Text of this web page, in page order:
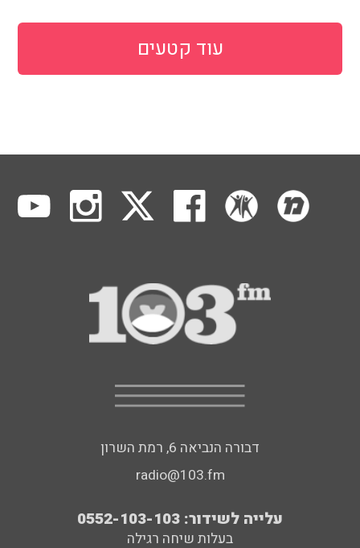
עוד קטעים
דבורה הנביאה 6, רמת השרון
radio@103.fm
עלייה לשידור: 0552-103-103
בעלות שיחה רגילה